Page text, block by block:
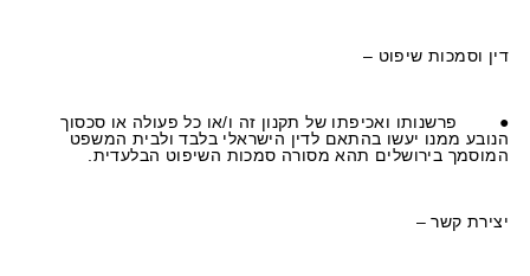
דין וסמכות שיפוט –
● פרשנותו ואכיפתו של תקנון זה ו/או כל פעולה או סכסוך
הנובע ממנו יעשו בהתאם לדין הישראלי בלבד ולבית המשפט
המוסמך בירושלים תהא מסורה סמכות השיפוט הבלעדית.
יצירת קשר –